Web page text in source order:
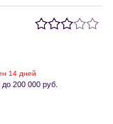
14 дней
200 000 руб.